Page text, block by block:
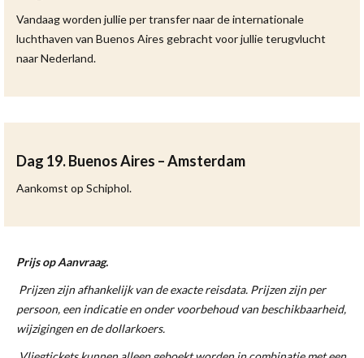
Vandaag worden jullie per transfer naar de internationale
luchthaven van Buenos Aires gebracht voor jullie terugvlucht
naar Nederland.
Dag 19. Buenos Aires – Amsterdam
Aankomst op Schiphol.
Prijs op Aanvraag.
Prijzen zijn afhankelijk van de exacte reisdata. Prijzen zijn per
persoon, een indicatie en onder voorbehoud van beschikbaarheid,
wijzigingen en de dollarkoers.